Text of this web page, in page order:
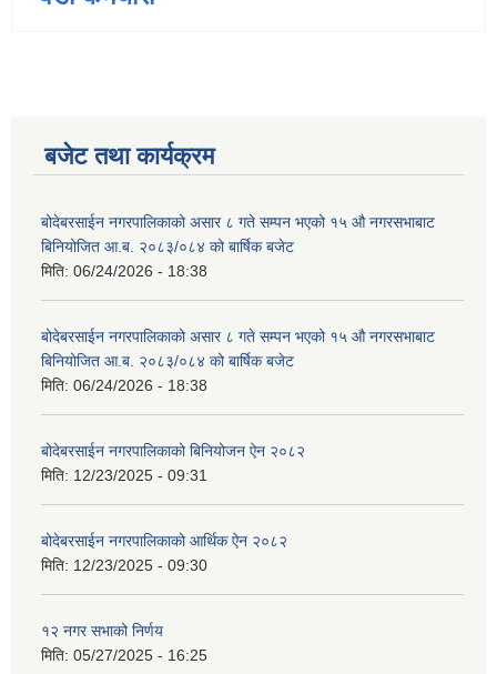
बजेट तथा कार्यक्रम
बोदेबरसाईन नगरपालिकाको असार ८ गते सम्पन भएको १५ ‍‍‍औ नगरसभाबाट
बिनियोजित आ.ब. २०८३/०८४ को बार्षिक बजेट
मिति: 06/24/2026 - 18:38
बोदेबरसाईन नगरपालिकाको असार ८ गते सम्पन भएको १५ ‍‍‍औ नगरसभाबाट
बिनियोजित आ.ब. २०८३/०८४ को बार्षिक बजेट
मिति: 06/24/2026 - 18:38
बोदेबरसाईन नगरपालिकाको बिनियोजन ऐन २०८२
मिति: 12/23/2025 - 09:31
बोदेबरसाईन नगरपालिकाको आर्थिक ऐन २०८२
मिति: 12/23/2025 - 09:30
१२ नगर सभाको निर्णय
मिति: 05/27/2025 - 16:25